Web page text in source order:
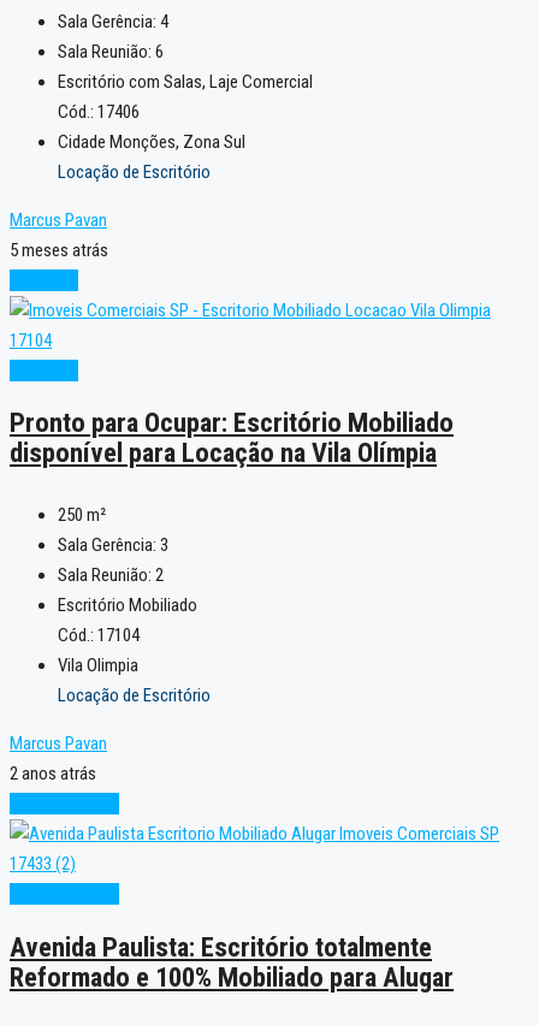
Sala Gerência: 4
Sala Reunião: 6
Escritório com Salas, Laje Comercial
Cód.: 17406
Cidade Monções, Zona Sul
Locação de Escritório
Marcus Pavan
5 meses atrás
Pronto para Ocupar: Escritório Mobiliado
disponível para Locação na Vila Olímpia
250 m²
Sala Gerência: 3
Sala Reunião: 2
Escritório Mobiliado
Cód.: 17104
Vila Olimpia
Locação de Escritório
Marcus Pavan
2 anos atrás
Avenida Paulista: Escritório totalmente
Reformado e 100% Mobiliado para Alugar